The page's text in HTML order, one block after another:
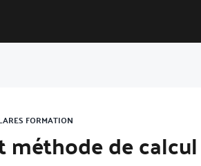
FORMATION
méthode de calcul